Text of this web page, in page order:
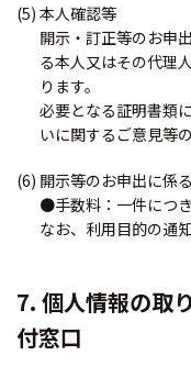
(5) 本人確認等
開示・訂正等のお申
る本人又はその代理
ります。
必要となる証明書類
いに関するご意見等
(6) 開示等のお申出に係
●手数料：一件につ
なお、利用目的の通
7. 個人情報の取
付窓口